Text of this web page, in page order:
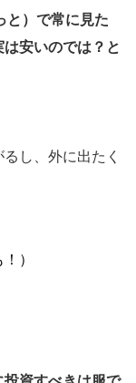
）で常に見た
安いのでは？と
し、外に出たく
）